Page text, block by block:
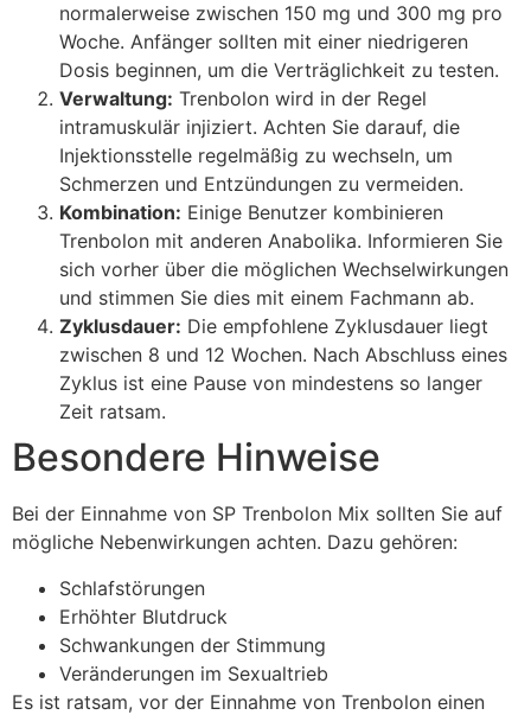
normalerweise zwischen 150 mg und 300 mg pro
Woche. Anfänger sollten mit einer niedrigeren
Dosis beginnen, um die Verträglichkeit zu testen.
Verwaltung: Trenbolon wird in der Regel
intramuskulär injiziert. Achten Sie darauf, die
Injektionsstelle regelmäßig zu wechseln, um
Schmerzen und Entzündungen zu vermeiden.
Kombination: Einige Benutzer kombinieren
Trenbolon mit anderen Anabolika. Informieren Sie
sich vorher über die möglichen Wechselwirkungen
und stimmen Sie dies mit einem Fachmann ab.
Zyklusdauer: Die empfohlene Zyklusdauer liegt
zwischen 8 und 12 Wochen. Nach Abschluss eines
Zyklus ist eine Pause von mindestens so langer
Zeit ratsam.
Besondere Hinweise
Bei der Einnahme von SP Trenbolon Mix sollten Sie auf
mögliche Nebenwirkungen achten. Dazu gehören:
Schlafstörungen
Erhöhter Blutdruck
Schwankungen der Stimmung
Veränderungen im Sexualtrieb
Es ist ratsam, vor der Einnahme von Trenbolon einen